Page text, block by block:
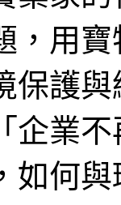
，用
保護
企業
如何